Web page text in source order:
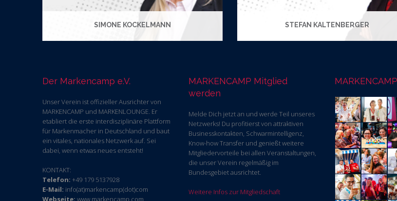
SIMONE KOCKELMANN STEFAN KALTENBERGER
Der Markencamp e.V.
Unser Verein ist offizieller Ausrichter von
MARKENCAMP und MARKENLOUNGE. Er
etabliert die erste interdisziplinäre Plattform
für Markenmacher in Deutschland und baut
ein vitales, nationales Netzwerk auf. Sei
dabei, wenn etwas neues entsteht!
KONTAKT:
Telefon: +49 179 5137928
E-Mail: info(at)markencamp(dot)com
Webseite: www.markencamp.com
MARKENCAMP Mitglied
werden
Melde Dich jetzt an und werde Teil unseres
Netzwerks! Du profitierst von attraktiven
Businesskontakten, Schwarmintelligenz,
Know-how Transfer und genießt weitere
Mitgliedervorteile bei allen Veranstaltungen,
die unser Verein regelmäßig im
Bundesgebiet ausrichtet.
Weitere Infos zur Mitgliedschaft